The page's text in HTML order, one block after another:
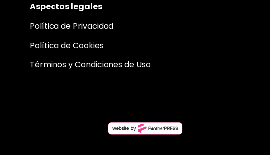
Aspectos legales
Política de Privacidad
Política de Cookies
Términos y Condiciones de Uso